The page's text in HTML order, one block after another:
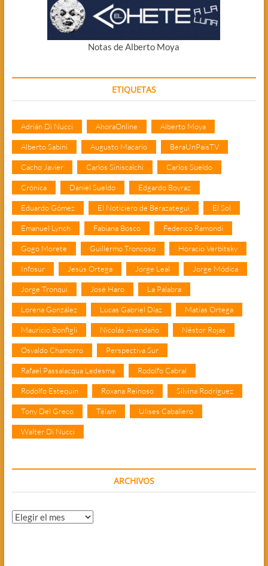
Notas de Alberto Moya
ETIQUETAS
Adrián Di Nucci AhoraOnline Alberto Moya
Alberto Sabini Augusto Macario BeraUnPaisTV
Cacho Javier Carlos Siniscalchi Carlos Sueldo
Crónica Daniel Sueldo Edgardo Boyraz
Eduardo Gómez El Noticiero de Berazategui El Sol
Emanuel Lynch Fabiana Bosco Federico Ramondi
Gogo Morete Guillermo Troncoso Horacio Verbitsky
Infosur Jesús Ortega Jorge Leal Jorge Módica
Jorge Tronqui José Haro La Palabra
Lorena González Lucas Gabriel Díaz Matías Ortega
Mauricio Bonfigli Nicolás Avendaño Néstor Rojas
Osvaldo Chamorro Perspectiva Sur
Rafael Passalacqua Ledesma Rodolfo Cabral
Rodolfo Estequin Roxana Reinoso Silvina Rodríguez
Tony Del Greco Télam Ulises Caballero
Walter Di Nucci
ARCHIVOS
Archivos